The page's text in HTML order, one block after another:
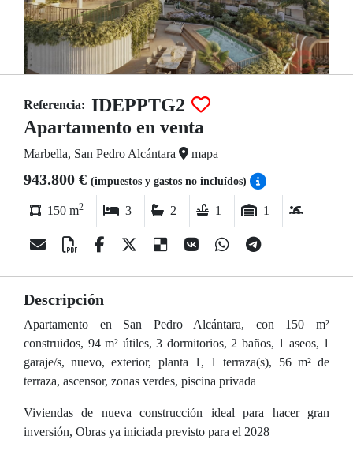
Referencia: IDEPPTG2
Apartamento en venta
Marbella, San Pedro Alcántara mapa
943.800 € (impuestos y gastos no incluídos)
150 m2 3 2 1 1
Descripción
Apartamento en San Pedro Alcántara, con 150 m²
construidos, 94 m² útiles, 3 dormitorios, 2 baños, 1 aseos, 1
garaje/s, nuevo, exterior, planta 1, 1 terraza(s), 56 m² de
terraza, ascensor, zonas verdes, piscina privada
Viviendas de nueva construcción ideal para hacer gran
inversión, Obras ya iniciada previsto para el 2028